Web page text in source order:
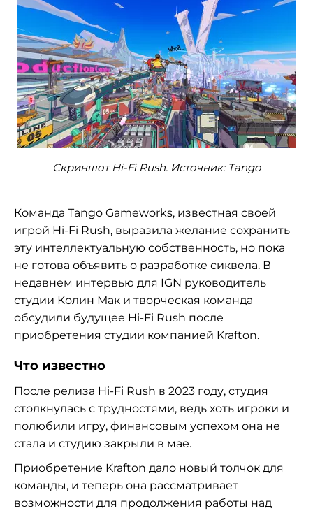
Скриншот Hi-Fi Rush. Источник: Tango
Команда Tango Gameworks, известная своей
игрой Hi-Fi Rush, выразила желание сохранить
эту интеллектуальную собственность, но пока
не готова объявить о разработке сиквела. В
недавнем интервью для IGN руководитель
студии Колин Мак и творческая команда
обсудили будущее Hi-Fi Rush после
приобретения студии компанией Krafton.
Что известно
После релиза Hi-Fi Rush в 2023 году, студия
столкнулась с трудностями, ведь хоть игроки и
полюбили игру, финансовым успехом она не
стала и студию закрыли в мае.
Приобретение Krafton дало новый толчок для
команды, и теперь она рассматривает
возможности для продолжения работы над